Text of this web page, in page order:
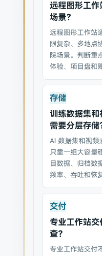
远程图形工
场景？
远程图形工作站
限复杂、多地点
院场景。判断重
体验、项目盘和
存储
训练数据集
需要分层存储
AI 数据集和视频
只靠一组大容量
目数据、归档数
频率、吞吐和恢
交付
专业工作站
查？
专业工作站交付